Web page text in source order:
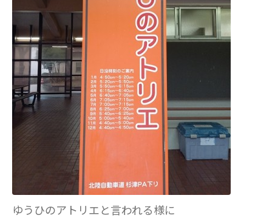
ゆうひのアトリエと言われる様に